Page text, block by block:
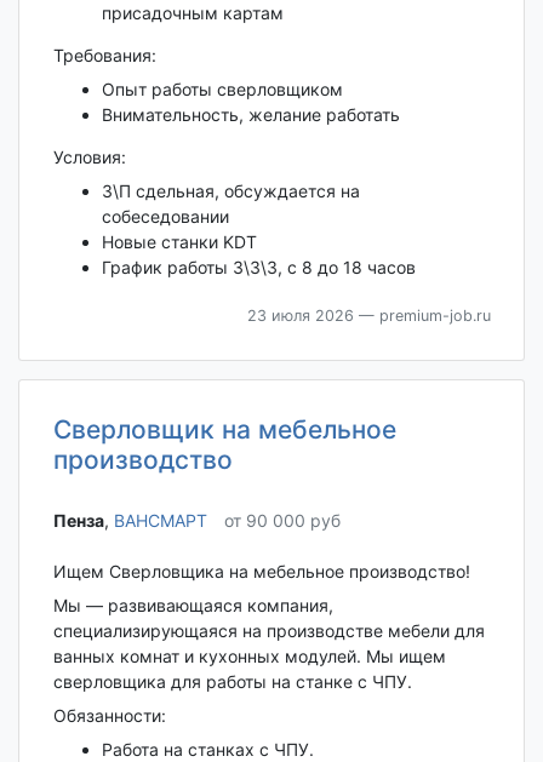
присадочным картам
Требования:
Опыт работы сверловщиком
Внимательность, желание работать
Условия:
З\П сдельная, обсуждается на
собеседовании
Новые станки KDT
График работы 3\3\3, с 8 до 18 часов
23 июля 2026 — premium-job.ru
Сверловщик на мебельное
производство
Пенза‎, ВАНСМАРТ от 90 000 руб
Ищем Сверловщика на мебельное производство!
Мы — развивающаяся компания,
специализирующаяся на производстве мебели для
ванных комнат и кухонных модулей. Мы ищем
сверловщика для работы на станке с ЧПУ.
Обязанности:
Работа на станках с ЧПУ.